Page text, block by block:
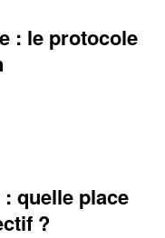
: le protocole
quelle place
?